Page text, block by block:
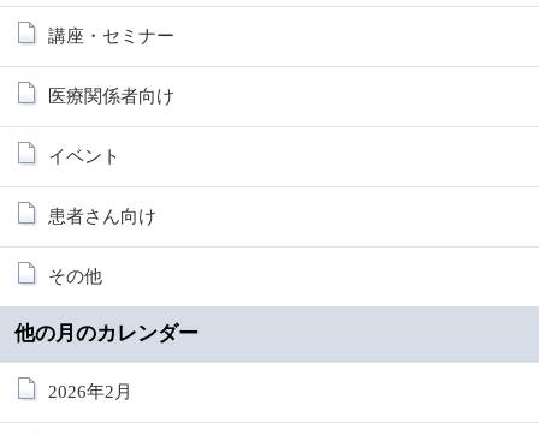
講座・セミナー
医療関係者向け
イベント
患者さん向け
その他
他の月のカレンダー
2026年2月